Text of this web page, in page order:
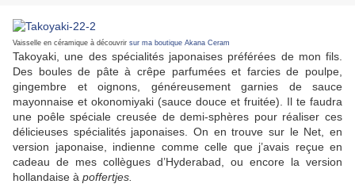
Vaisselle en céramique à découvrir sur ma boutique Akana Ceram
Takoyaki, une des spécialités japonaises préférées de mon fils.
Des boules de pâte à crêpe parfumées et farcies de poulpe,
gingembre et oignons, généreusement garnies de sauce
mayonnaise et okonomiyaki (sauce douce et fruitée). Il te faudra
une poêle spéciale creusée de demi-sphères pour réaliser ces
délicieuses spécialités japonaises. On en trouve sur le Net, en
version japonaise, indienne comme celle que j’avais reçue en
cadeau de mes collègues d’Hyderabad, ou encore la version
hollandaise à poffertjes.